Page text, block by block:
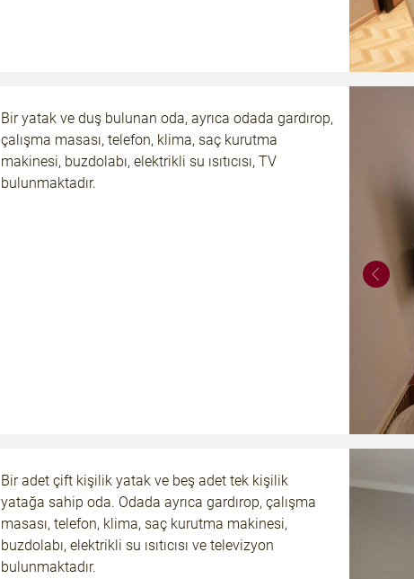
Bir yatak ve duş bulunan oda, ayrıca odada gardırop,
çalışma masası, telefon, klima, saç kurutma
makinesi, buzdolabı, elektrikli su ısıtıcısı, TV
bulunmaktadır.
Bir adet çift kişilik yatak ve beş adet tek kişilik
yatağa sahip oda. Odada ayrıca gardırop, çalışma
masası, telefon, klima, saç kurutma makinesi,
buzdolabı, elektrikli su ısıtıcısı ve televizyon
bulunmaktadır.